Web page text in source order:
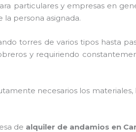
particulares y empresas en
persona asignada.
torres de varios tipos hasta
y requiriendo
necesarios los
de alquiler de andamios en